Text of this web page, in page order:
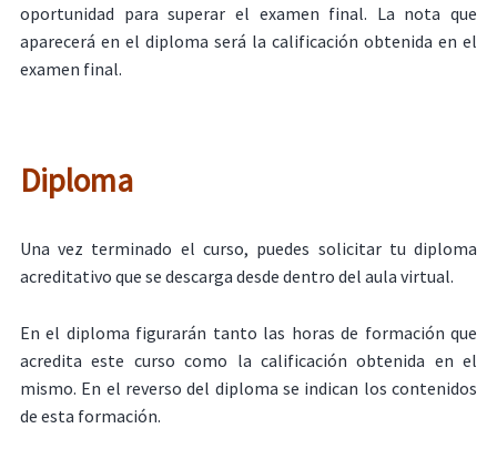
oportunidad para superar el examen final. La nota que
aparecerá en el diploma será la calificación obtenida en el
examen final.
Diploma
Una vez terminado el curso, puedes solicitar tu diploma
acreditativo que se descarga desde dentro del aula virtual.
En el diploma figurarán tanto las horas de formación que
acredita este curso como la calificación obtenida en el
mismo. En el reverso del diploma se indican los contenidos
de esta formación.